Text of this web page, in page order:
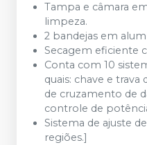
Tampa e câmara
limpeza.
2 bandejas em
Secagem eficiente
Conta com 10
quais: chave e
de cruzamento de
controle de
Sistema de ajuste
regiões.]